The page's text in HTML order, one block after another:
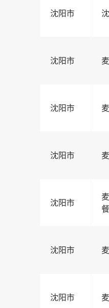
沈阳市
沈阳市
沈阳市
沈阳市
沈阳市
沈阳市
沈阳市